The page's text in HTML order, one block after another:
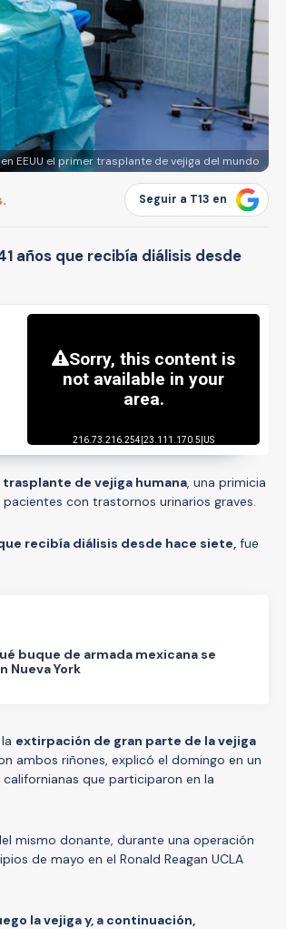
EEUU el primer trasplante de vejiga del mundo
Seguir a T13 en
años que recibía diálisis desde
trasplante de vejiga humana, una primicia
con trastornos urinarios graves.
recibía diálisis desde hace siete, fue
buque de armada mexicana se
Nueva York
extirpación de gran parte de la vejiga
ambos riñones, explicó el domingo en un
que participaron en la
mismo donante, durante una operación
de mayo en el Ronald Reagan UCLA
la vejiga y, a continuación,